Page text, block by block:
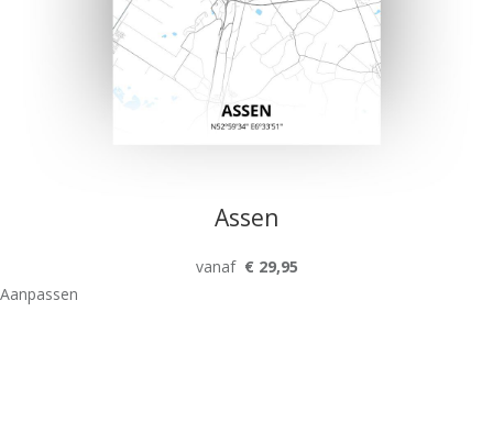
Assen
vanaf € 29,95
Aanpassen